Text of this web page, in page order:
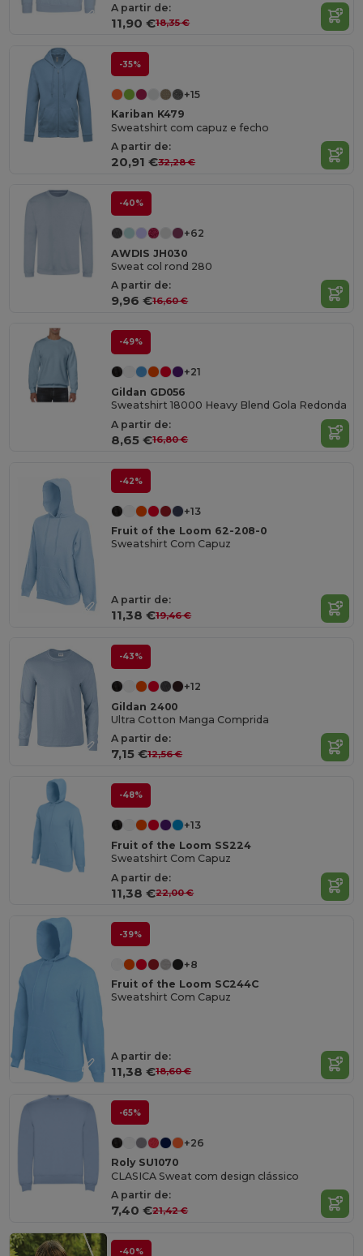
A partir de:
11,90 €18,35 €
-35%
+15
Kariban K479
Sweatshirt com capuz e fecho
A partir de:
20,91 €32,28 €
-40%
+62
AWDIS JH030
Sweat col rond 280
A partir de:
9,96 €16,60 €
-49%
+21
Gildan GD056
Sweatshirt 18000 Heavy Blend Gola Redonda
A partir de:
8,65 €16,80 €
-42%
+13
Fruit of the Loom 62-208-0
Sweatshirt Com Capuz
A partir de:
11,38 €19,46 €
-43%
+12
Gildan 2400
Ultra Cotton Manga Comprida
A partir de:
7,15 €12,56 €
-48%
+13
Fruit of the Loom SS224
Sweatshirt Com Capuz
A partir de:
11,38 €22,00 €
-39%
+8
Fruit of the Loom SC244C
Sweatshirt Com Capuz
A partir de:
11,38 €18,60 €
-65%
+26
Roly SU1070
CLASICA Sweat com design clássico
A partir de:
7,40 €21,42 €
-40%